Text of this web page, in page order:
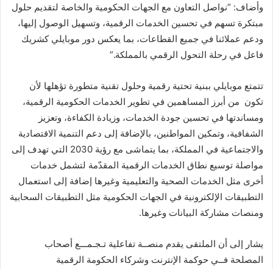
وأضاف: “نواصل التعاون مع الجهات الحكومية والخاصة لتقديم حلول
مبتكرة تسهم في تحسين الخدمات الرقمية، وتسهيل الوصول إليها،
ودعم عملائنا في جميع القطاعات، بما يعكس دور موبايلي كشريك
فاعل في رحلة التحول الرقمي بالمملكة.”
تتمتع موبايلي ببنية تحتية رقمية وحلول تقنية متطورة تؤهلها لأن
تكون من أبرز المساهمين في تطوير الخدمات الحكومية الرقمية،
ومساندتها في تحسين جودة الخدمات، وزيادة الكفاءة، وتعزيز
الشفافية، وتمكين المواطنين، بالإضافة إلى دعم التنمية الاقتصادية
والاجتماعية في المملكة، بما يتماشى مع رؤية 2030 التي تهدف إلى
مواصلة توسيع نطاق الخدمات الرقمية المقدّمة لتشمل خدمات
أخرى مثل الخدمات الصحية والتعليمية وغيرها إضافة إلى استعمال
التطبيقات الإلكترونية في الجهات الحكومية مثل التطبيقات السحابية
ومنصات مشاركة البيانات وغيرها.
يشار إلى أن الملتقى يقدم منصــة تفاعلية تـجـمـــع أصحاب
المصلحة فــي حوكمة الإنترنت وشركاء الحكومة الرقمية